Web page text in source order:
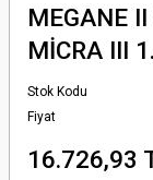
MEGANE
MİCRA III
Stok Kodu
Fiyat
16.726,93